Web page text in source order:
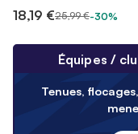
18,19 €25,99 €-30%
Équipes /
Tenues,